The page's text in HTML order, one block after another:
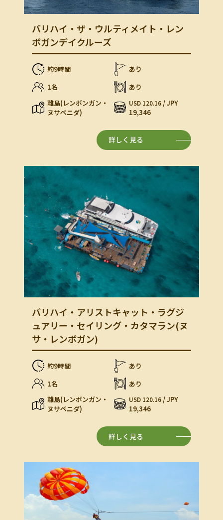
バリハイ・ザ・ウルティメイト・レン
ボガンデイクルーズ
約9時間
あり
1名
あり
離島(レンボンガン・
ヌサペニダ)
USD 120.16 / JPY
19,346
詳しく見る
バリハイ・アリストキャット・ラグジ
ュアリー・セイリング・カタマラン(ヌ
サ・レンボガン)
約9時間
あり
1名
あり
離島(レンボンガン・
ヌサペニダ)
USD 120.16 / JPY
19,346
詳しく見る